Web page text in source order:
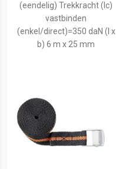
(eendelig) Trekkracht (lc)
vastbinden
(enkel/direct)=350 daN (l x
b) 6 m x 25 mm